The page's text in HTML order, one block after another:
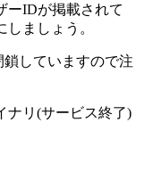
ーIDが掲載されて
ましょう。
していますので注
ナリ(サービス終了)